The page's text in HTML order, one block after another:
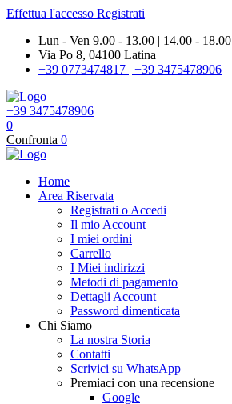
Effettua l'accesso Registrati
Lun - Ven 9.00 - 13.00 | 14.00 - 18.00
Via Po 8, 04100 Latina
+39 0773474817 | +39 3475478906
+39 3475478906
0
Confronta 0
Home
Area Riservata
Registrati o Accedi
Il mio Account
I miei ordini
Carrello
I Miei indirizzi
Metodi di pagamento
Dettagli Account
Password dimenticata
Chi Siamo
La nostra Storia
Contatti
Scrivici su WhatsApp
Premiaci con una recensione
Google